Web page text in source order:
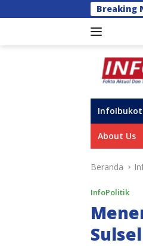
ke
Breaking
Menatap
About Us
Beranda
InfoPolitik